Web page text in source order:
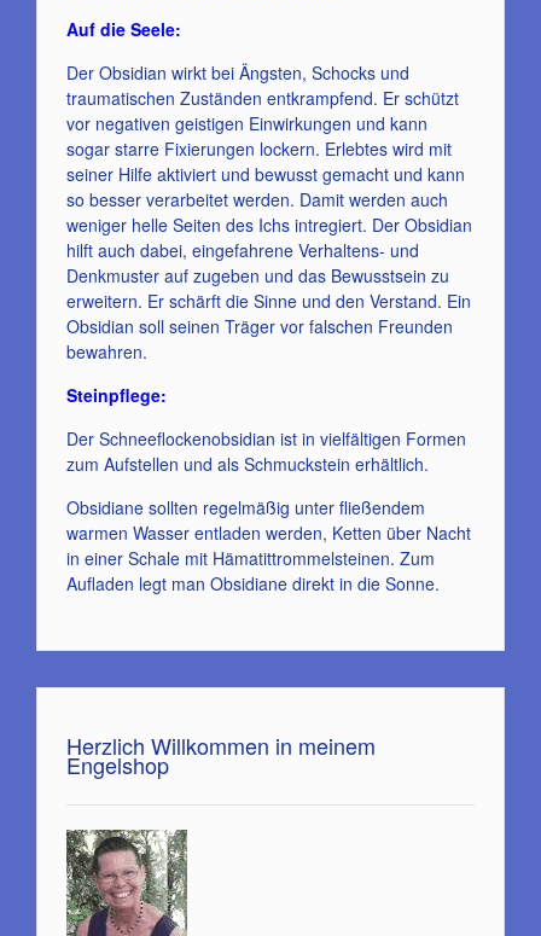
Auf die Seele:
Der Obsidian wirkt bei Ängsten, Schocks und
traumatischen Zuständen entkrampfend. Er schützt
vor negativen geistigen Einwirkungen und kann
sogar starre Fixierungen lockern. Erlebtes wird mit
seiner Hilfe aktiviert und bewusst gemacht und kann
so besser verarbeitet werden. Damit werden auch
weniger helle Seiten des Ichs intregiert. Der Obsidian
hilft auch dabei, eingefahrene Verhaltens- und
Denkmuster auf zugeben und das Bewusstsein zu
erweitern. Er schärft die Sinne und den Verstand. Ein
Obsidian soll seinen Träger vor falschen Freunden
bewahren.
Steinpflege:
Der Schneeflockenobsidian ist in vielfältigen Formen
zum Aufstellen und als Schmuckstein erhältlich.
Obsidiane sollten regelmäßig unter fließendem
warmen Wasser entladen werden, Ketten über Nacht
in einer Schale mit Hämatittrommelsteinen. Zum
Aufladen legt man Obsidiane direkt in die Sonne.
Herzlich Willkommen in meinem
Engelshop